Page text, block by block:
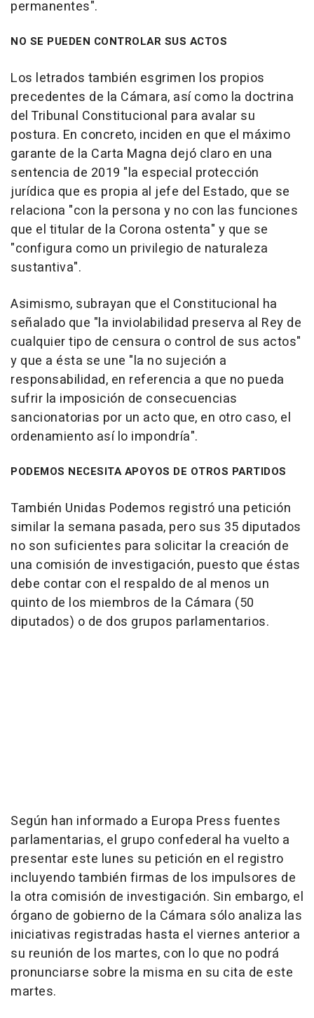
permanentes".
NO SE PUEDEN CONTROLAR SUS ACTOS
Los letrados también esgrimen los propios
precedentes de la Cámara, así como la doctrina
del Tribunal Constitucional para avalar su
postura. En concreto, inciden en que el máximo
garante de la Carta Magna dejó claro en una
sentencia de 2019 "la especial protección
jurídica que es propia al jefe del Estado, que se
relaciona "con la persona y no con las funciones
que el titular de la Corona ostenta" y que se
"configura como un privilegio de naturaleza
sustantiva".
Asimismo, subrayan que el Constitucional ha
señalado que "la inviolabilidad preserva al Rey de
cualquier tipo de censura o control de sus actos"
y que a ésta se une "la no sujeción a
responsabilidad, en referencia a que no pueda
sufrir la imposición de consecuencias
sancionatorias por un acto que, en otro caso, el
ordenamiento así lo impondría".
PODEMOS NECESITA APOYOS DE OTROS PARTIDOS
También Unidas Podemos registró una petición
similar la semana pasada, pero sus 35 diputados
no son suficientes para solicitar la creación de
una comisión de investigación, puesto que éstas
debe contar con el respaldo de al menos un
quinto de los miembros de la Cámara (50
diputados) o de dos grupos parlamentarios.
Según han informado a Europa Press fuentes
parlamentarias, el grupo confederal ha vuelto a
presentar este lunes su petición en el registro
incluyendo también firmas de los impulsores de
la otra comisión de investigación. Sin embargo, el
órgano de gobierno de la Cámara sólo analiza las
iniciativas registradas hasta el viernes anterior a
su reunión de los martes, con lo que no podrá
pronunciarse sobre la misma en su cita de este
martes.